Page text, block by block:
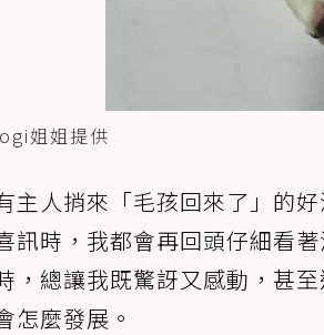
姐姐提供
主人捎來「毛孩回來了」的
訊時，我都會再回頭仔細看
，總讓我既驚訝又感動，甚
怎麼發展。